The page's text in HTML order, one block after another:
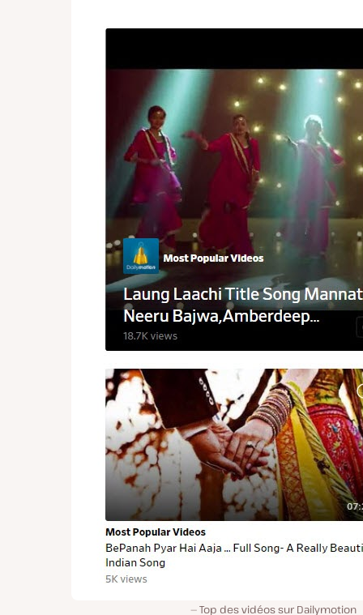
Top des vidéos sur Dailymotion